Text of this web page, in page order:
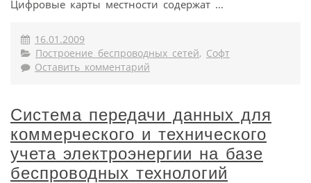
Цифровые карты местности содержат ...
16.01.2009
Построение беспроводных сетей, Софт
Оставить комментарий
Система передачи данных для
коммерческого и технического
учета электроэнергии на базе
беспроводных технологий